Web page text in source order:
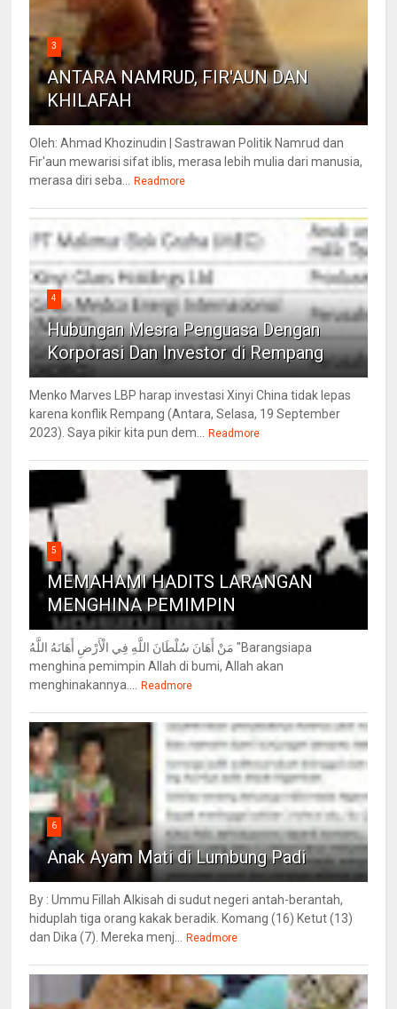
3
ANTARA NAMRUD, FIR'AUN DAN
KHILAFAH
Oleh: Ahmad Khozinudin | Sastrawan Politik Namrud dan
Fir'aun mewarisi sifat iblis, merasa lebih mulia dari manusia,
merasa diri seba... Readmore
4
Hubungan Mesra Penguasa Dengan
Korporasi Dan Investor di Rempang
Menko Marves LBP harap investasi Xinyi China tidak lepas
karena konflik Rempang (Antara, Selasa, 19 September
2023). Saya pikir kita pun dem... Readmore
5
MEMAHAMI HADITS LARANGAN
MENGHINA PEMIMPIN
مَنْ أَهَانَ سُلْطَانَ اللَّهِ فِي الْأَرْضِ أَهَانَهُ اللَّهُ "Barangsiapa
menghina pemimpin Allah di bumi, Allah akan
menghinakannya.... Readmore
6
Anak Ayam Mati di Lumbung Padi
By : Ummu Fillah Alkisah di sudut negeri antah-berantah,
hiduplah tiga orang kakak beradik. Komang (16) Ketut (13)
dan Dika (7). Mereka menj... Readmore